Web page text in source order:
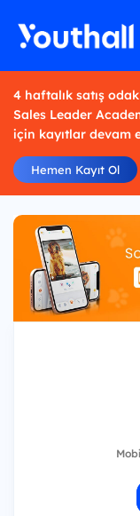
4 haftalık satış
Sales Leader
için kayıtlar devam
Hemen Kayıt Ol